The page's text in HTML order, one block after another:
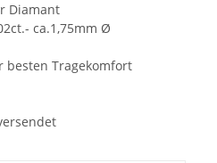
Diamant
ca.1,75mm Ø
besten Tragekomfort